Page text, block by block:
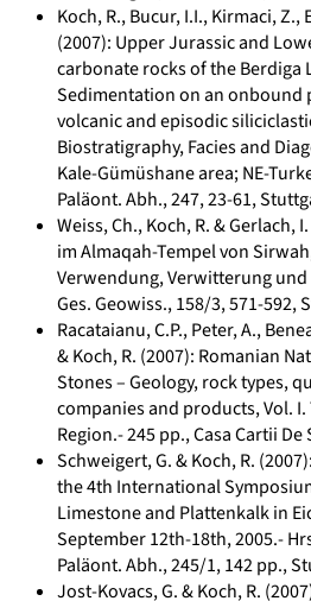
Koch, R., Bucur, I.I., Kirmaci, Z.,
(2007): Upper Jurassic and
carbonate rocks of the Berdiga
Sedimentation on an onbound
volcanic and episodic
Biostratigraphy, Facies and
Kale-Gümüshane area; NE-
Paläont. Abh., 247, 23-61,
Weiss, Ch., Koch, R. & Gerlach,
im Almaqah-Tempel von
Verwendung, Verwitterung
Ges. Geowiss., 158/3, 571-592,
Racataianu, C.P., Peter, A.,
& Koch, R. (2007): Romanian
Stones – Geology, rock types,
companies and products, Vol.
Region.- 245 pp., Casa Cartii
Schweigert, G. & Koch, R.
the 4th International
Limestone and Plattenkalk in
September 12th-18th, 2005.-
Paläont. Abh., 245/1, 142 pp.,
Jost-Kovacs, G. & Koch, R.